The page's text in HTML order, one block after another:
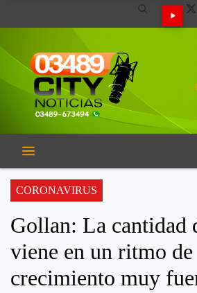
CORONAVIRUS
Gollan: La cantidad
viene en un ritmo de
crecimiento muy